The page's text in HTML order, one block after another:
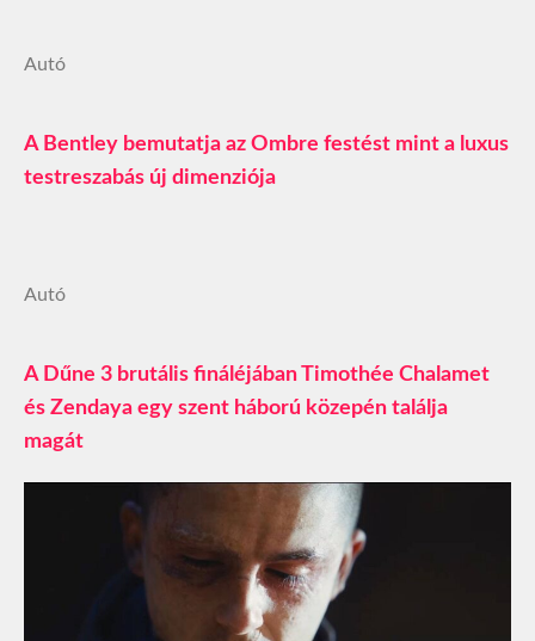
Autó
A Bentley bemutatja az Ombre festést mint a luxus
testreszabás új dimenziója
Autó
A Dűne 3 brutális fináléjában Timothée Chalamet
és Zendaya egy szent háború közepén találja
magát